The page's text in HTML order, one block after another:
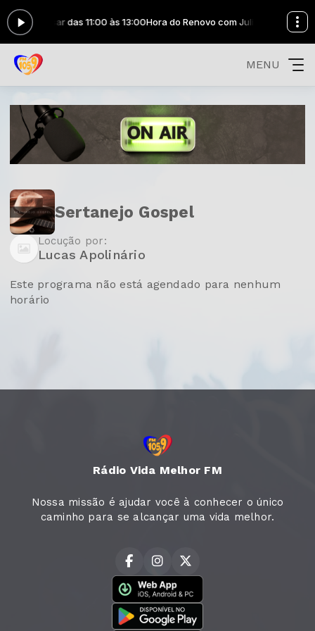
Julio Cesar das 11:00 às 13:00Hora do Renovo com Julio Cesar das
MENU
Sertanejo Gospel
Locução por:
Lucas Apolinário
Este programa não está agendado para nenhum
horário
Rádio Vida Melhor FM
Nossa missão é ajudar você à conhecer o único
caminho para se alcançar uma vida melhor.